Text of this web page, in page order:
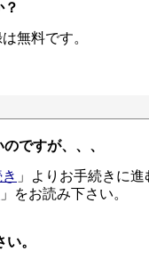
無料です。
ですが、、、
」よりお手続きに進
」をお読み下さい。
。